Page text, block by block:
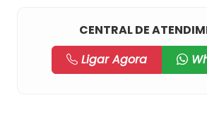
CENTRAL DE
Ligar Agora